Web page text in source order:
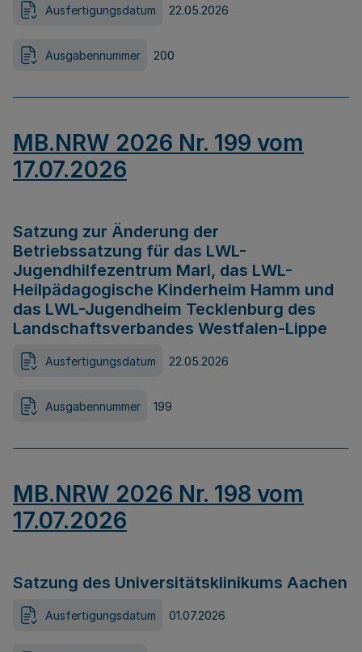
Ausfertigungsdatum 22.05.2026
Ausgabennummer 200
MB.NRW 2026 Nr. 199 vom
17.07.2026
Satzung zur Änderung der
Betriebssatzung für das LWL-
Jugendhilfezentrum Marl, das LWL-
Heilpädagogische Kinderheim Hamm und
das LWL-Jugendheim Tecklenburg des
Landschaftsverbandes Westfalen-Lippe
Ausfertigungsdatum 22.05.2026
Ausgabennummer 199
MB.NRW 2026 Nr. 198 vom
17.07.2026
Satzung des Universitätsklinikums Aachen
Ausfertigungsdatum 01.07.2026